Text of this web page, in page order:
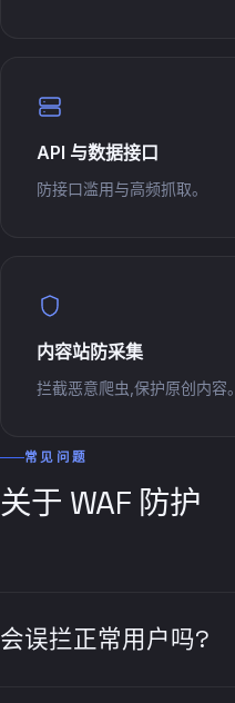
API 与数据接口
防接口滥用与高频抓取。
内容站防采集
拦截恶意爬虫,保护原创内容。
常见问题
关于 WAF 防护
会误拦正常用户吗?